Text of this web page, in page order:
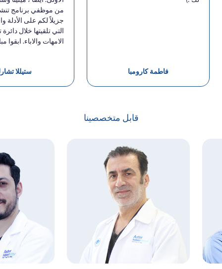
فاطمة كارومبا
من موظفي برنامج
جزيلاً لكم على الأدلة
التي تلقيتها خلال
الامهات والاباء. ابقوا
ستيللا
قابل متخصصينا